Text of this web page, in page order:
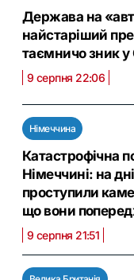
Держава на
найстаріший
таємничо зник у
9 серпня 22:06
Німеччина
Катастрофічна
Німеччині: на
проступили
що вони
9 серпня 21:51